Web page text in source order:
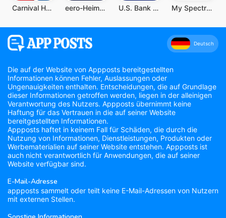
Carnival HUB eero-Heim-WLAN-System U.S. Bank Mobile Banking My Spectrum
Deutsch
Die auf der Website von Appposts bereitgestellten
Informationen können Fehler, Auslassungen oder
Ungenauigkeiten enthalten. Entscheidungen, die auf Grundlage
dieser Informationen getroffen werden, liegen in der alleinigen
Verantwortung des Nutzers. Appposts übernimmt keine
Haftung für das Vertrauen in die auf seiner Website
bereitgestellten Informationen.
Appposts haftet in keinem Fall für Schäden, die durch die
Nutzung von Informationen, Dienstleistungen, Produkten oder
Werbematerialien auf seiner Website entstehen. Appposts ist
auch nicht verantwortlich für Anwendungen, die auf seiner
Website verfügbar sind.
E-Mail-Adresse
appposts sammelt oder teilt keine E-Mail-Adressen von Nutzern
mit externen Stellen.